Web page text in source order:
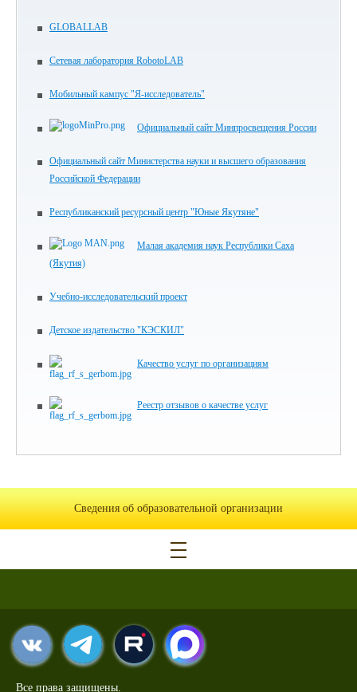
GLOBALLAB
Сетевая лаборатория RobotoLAB
Мобильный кампус "Я-исследователь"
Официальный сайт Минпросвещения России
Официальный сайт Министерства науки и высшего образования
Российской Федерации
Республиканский ресурсный центр "Юные Якутяне"
Малая академия наук Республики Саха
(Якутия)
Учебно-исследовательский проект
Детское издательство "КЭСКИЛ"
Качество услуг по организациям
Реестр отзывов о качестве услуг
Сведения об образовательной организации
Все права защищены.